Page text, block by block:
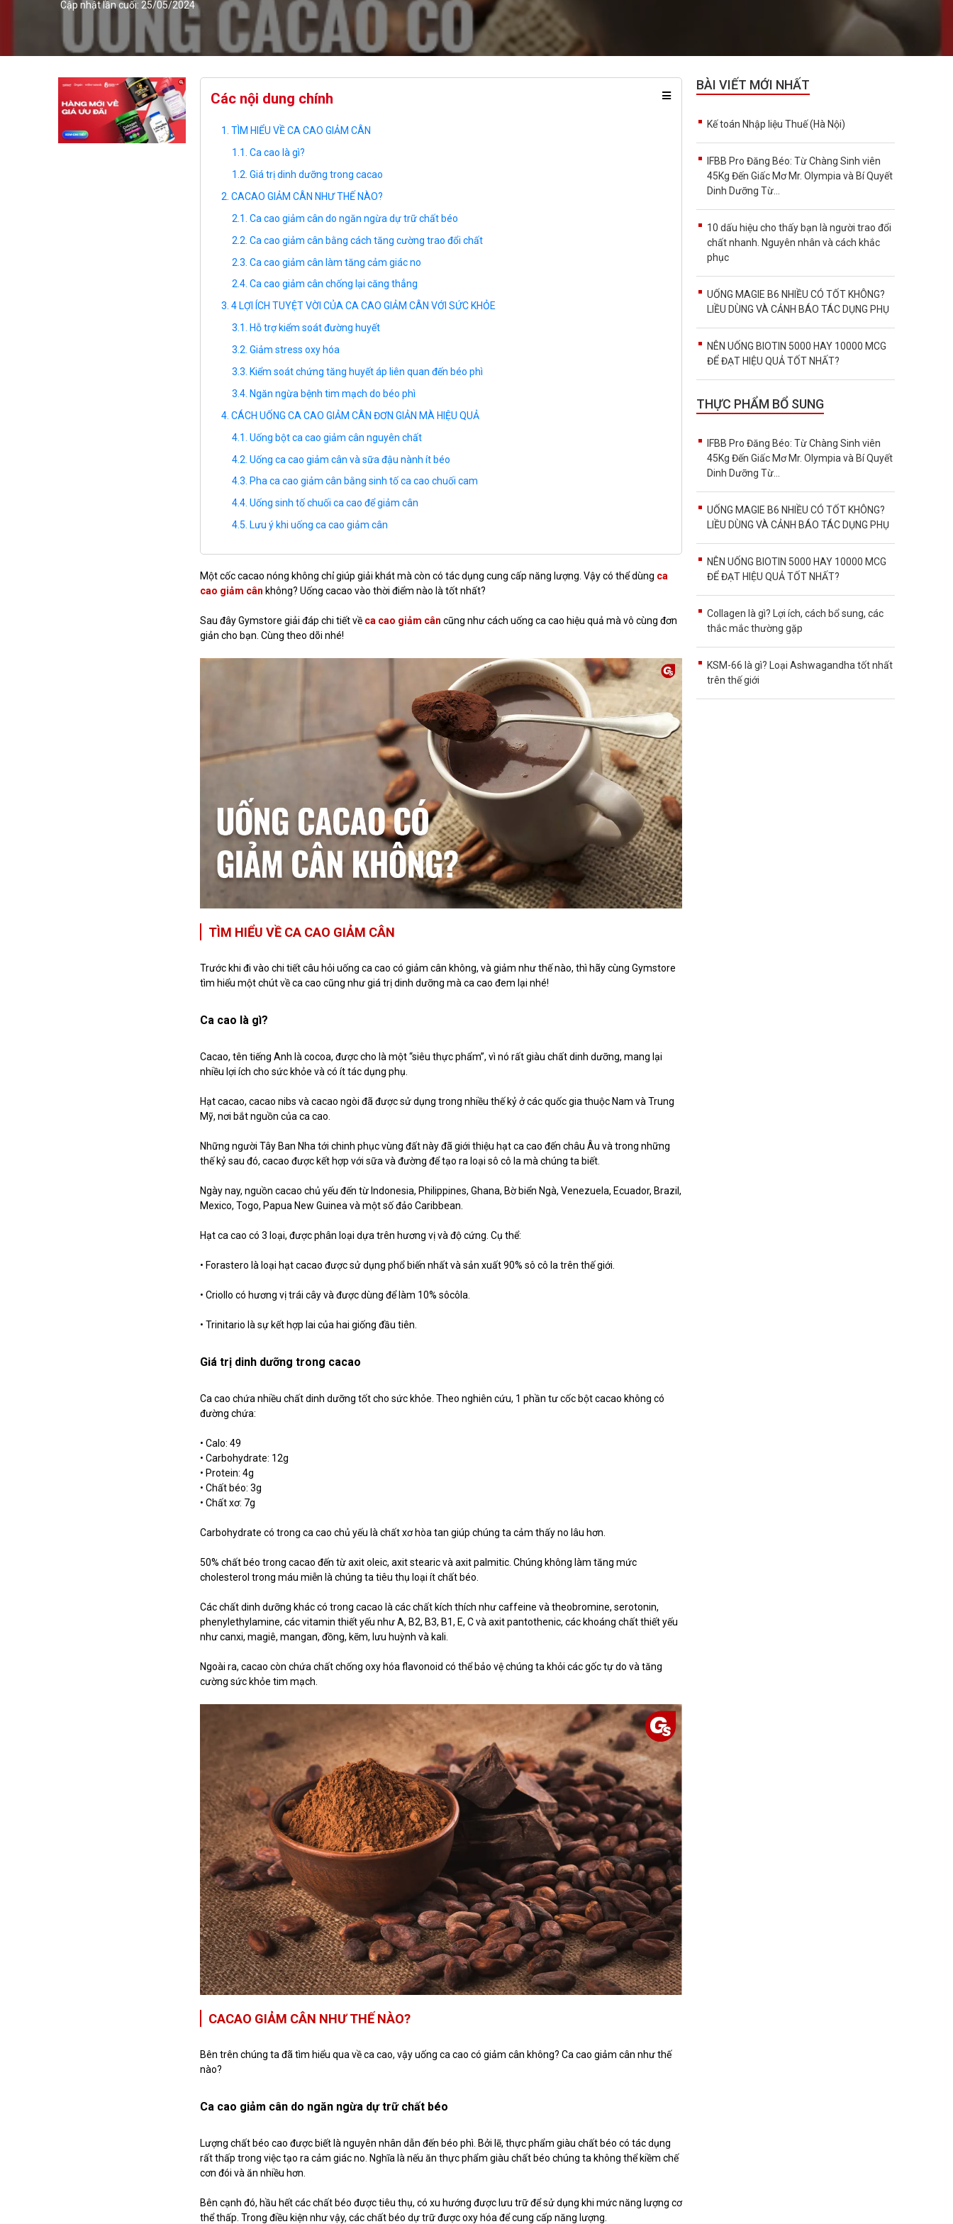
Cập nhật lần cuối: 25/05/2024
Các nội dung chính
TÌM HIỂU VỀ CA CAO GIẢM CÂN
Ca cao là gì?
Giá trị dinh dưỡng trong cacao
CACAO GIẢM CÂN NHƯ THẾ NÀO?
Ca cao giảm cân do ngăn ngừa dự trữ chất béo
Ca cao giảm cân bằng cách tăng cường trao đổi chất
Ca cao giảm cân làm tăng cảm giác no
Ca cao giảm cân chống lại căng thẳng
4 LỢI ÍCH TUYỆT VỜI CỦA CA CAO GIẢM CÂN VỚI SỨC KHỎE
Hỗ trợ kiểm soát đường huyết
Giảm stress oxy hóa
Kiểm soát chứng tăng huyết áp liên quan đến béo phì
Ngăn ngừa bệnh tim mạch do béo phì
CÁCH UỐNG CA CAO GIẢM CÂN ĐƠN GIẢN MÀ HIỆU QUẢ
Uống bột ca cao giảm cân nguyên chất
Uống ca cao giảm cân và sữa đậu nành ít béo
Pha ca cao giảm cân bằng sinh tố ca cao chuối cam
Uống sinh tố chuối ca cao để giảm cân
Lưu ý khi uống ca cao giảm cân
Một cốc cacao nóng không chỉ giúp giải khát mà còn có tác dụng cung cấp năng lượng. Vậy có thể dùng ca
cao giảm cân không? Uống cacao vào thời điểm nào là tốt nhất?
Sau đây Gymstore giải đáp chi tiết về ca cao giảm cân cũng như cách uống ca cao hiệu quả mà vô cùng đơn
giản cho bạn. Cùng theo dõi nhé!
TÌM HIỂU VỀ CA CAO GIẢM CÂN
Trước khi đi vào chi tiết câu hỏi uống ca cao có giảm cân không, và giảm như thế nào, thì hãy cùng Gymstore
tìm hiểu một chút về ca cao cũng như giá trị dinh dưỡng mà ca cao đem lại nhé!
Ca cao là gì?
Cacao, tên tiếng Anh là cocoa, được cho là một “siêu thực phẩm”, vì nó rất giàu chất dinh dưỡng, mang lại
nhiều lợi ích cho sức khỏe và có ít tác dụng phụ.
Hạt cacao, cacao nibs và cacao ngòi đã được sử dụng trong nhiều thế kỷ ở các quốc gia thuộc Nam và Trung
Mỹ, nơi bắt nguồn của ca cao.
Những người Tây Ban Nha tới chinh phục vùng đất này đã giới thiệu hạt ca cao đến châu Âu và trong những
thế kỷ sau đó, cacao được kết hợp với sữa và đường để tạo ra loại sô cô la mà chúng ta biết.
Ngày nay, nguồn cacao chủ yếu đến từ Indonesia, Philippines, Ghana, Bờ biển Ngà, Venezuela, Ecuador, Brazil,
Mexico, Togo, Papua New Guinea và một số đảo Caribbean.
Hạt ca cao có 3 loại, được phân loại dựa trên hương vị và độ cứng. Cụ thể:
• Forastero là loại hạt cacao được sử dụng phổ biến nhất và sản xuất 90% sô cô la trên thế giới.
• Criollo có hương vị trái cây và được dùng để làm 10% sôcôla.
• Trinitario là sự kết hợp lai của hai giống đầu tiên.
Giá trị dinh dưỡng trong cacao
Ca cao chứa nhiều chất dinh dưỡng tốt cho sức khỏe. Theo nghiên cứu, 1 phần tư cốc bột cacao không có
đường chứa:
• Calo: 49
• Carbohydrate: 12g
• Protein: 4g
• Chất béo: 3g
• Chất xơ: 7g
Carbohydrate có trong ca cao chủ yếu là chất xơ hòa tan giúp chúng ta cảm thấy no lâu hơn.
50% chất béo trong cacao đến từ axit oleic, axit stearic và axit palmitic. Chúng không làm tăng mức
cholesterol trong máu miễn là chúng ta tiêu thụ loại ít chất béo.
Các chất dinh dưỡng khác có trong cacao là các chất kích thích như caffeine và theobromine, serotonin,
phenylethylamine, các vitamin thiết yếu như A, B2, B3, B1, E, C và axit pantothenic, các khoáng chất thiết yếu
như canxi, magiê, mangan, đồng, kẽm, lưu huỳnh và kali.
Ngoài ra, cacao còn chứa chất chống oxy hóa flavonoid có thể bảo vệ chúng ta khỏi các gốc tự do và tăng
cường sức khỏe tim mạch.
CACAO GIẢM CÂN NHƯ THẾ NÀO?
Bên trên chúng ta đã tìm hiểu qua về ca cao, vậy uống ca cao có giảm cân không? Ca cao giảm cân như thế
nào?
Ca cao giảm cân do ngăn ngừa dự trữ chất béo
Lượng chất béo cao được biết là nguyên nhân dẫn đến béo phì. Bởi lẽ, thực phẩm giàu chất béo có tác dụng
rất thấp trong việc tạo ra cảm giác no. Nghĩa là nếu ăn thực phẩm giàu chất béo chúng ta không thể kiềm chế
cơn đói và ăn nhiều hơn.
Bên cạnh đó, hầu hết các chất béo được tiêu thụ, có xu hướng được lưu trữ để sử dụng khi mức năng lượng cơ
thể thấp. Trong điều kiện như vậy, các chất béo dự trữ được oxy hóa để cung cấp năng lượng.
BÀI VIẾT MỚI NHẤT
Kế toán Nhập liệu Thuế (Hà Nội)
IFBB Pro Đăng Béo: Từ Chàng Sinh viên
45Kg Đến Giấc Mơ Mr. Olympia và Bí Quyết
Dinh Dưỡng Từ...
10 dấu hiệu cho thấy bạn là người trao đổi
chất nhanh. Nguyên nhân và cách khắc
phục
UỐNG MAGIE B6 NHIỀU CÓ TỐT KHÔNG?
LIỀU DÙNG VÀ CẢNH BÁO TÁC DỤNG PHỤ
NÊN UỐNG BIOTIN 5000 HAY 10000 MCG
ĐỂ ĐẠT HIỆU QUẢ TỐT NHẤT?
THỰC PHẨM BỔ SUNG
IFBB Pro Đăng Béo: Từ Chàng Sinh viên
45Kg Đến Giấc Mơ Mr. Olympia và Bí Quyết
Dinh Dưỡng Từ...
UỐNG MAGIE B6 NHIỀU CÓ TỐT KHÔNG?
LIỀU DÙNG VÀ CẢNH BÁO TÁC DỤNG PHỤ
NÊN UỐNG BIOTIN 5000 HAY 10000 MCG
ĐỂ ĐẠT HIỆU QUẢ TỐT NHẤT?
Collagen là gì? Lợi ích, cách bổ sung, các
thắc mắc thường gặp
KSM-66 là gì? Loại Ashwagandha tốt nhất
trên thế giới